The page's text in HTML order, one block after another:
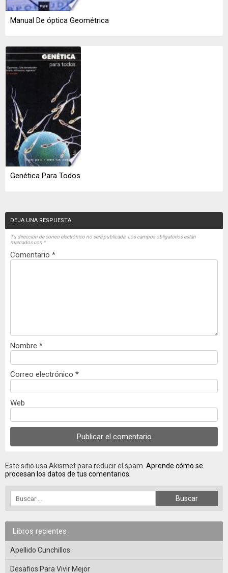
Manual De óptica Geométrica
Genética Para Todos
DEJA UNA RESPUESTA
Tu dirección de correo electrónico no será publicada. Los campos obligatorios están
marcados con *
Comentario *
Nombre *
Correo electrónico *
Web
Este sitio usa Akismet para reducir el spam. Aprende cómo se
procesan los datos de tus comentarios.
Libros recientes
Apellido Cunchillos
Desafios Para Vivir Mejor